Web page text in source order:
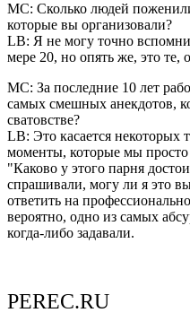
MC: Сколько людей
которые вы организовали?
LB: Я не могу точно
мере 20, но опять же, это те,
MC: За последние 10 лет
самых смешных анекдотов,
сватовстве?
LB: Это касается некоторых
моменты, которые мы
"Каково у этого парня
спрашивали, могу ли я это
ответить на
вероятно, одно из самых
когда-либо задавали.
PEREC.RU